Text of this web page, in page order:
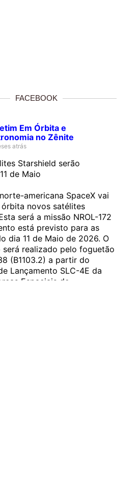
FACEBOOK
Em Órbita e
no Zênite
atrás
Starshield serão
de Maio
americana SpaceX vai
novos satélites
será a missão NROL-172
está previsto para as
dia 11 de Maio de 2026. O
será realizado pelo foguetão
(B1103.2) a partir do
Lançamento SLC-4E da
Espaciais de